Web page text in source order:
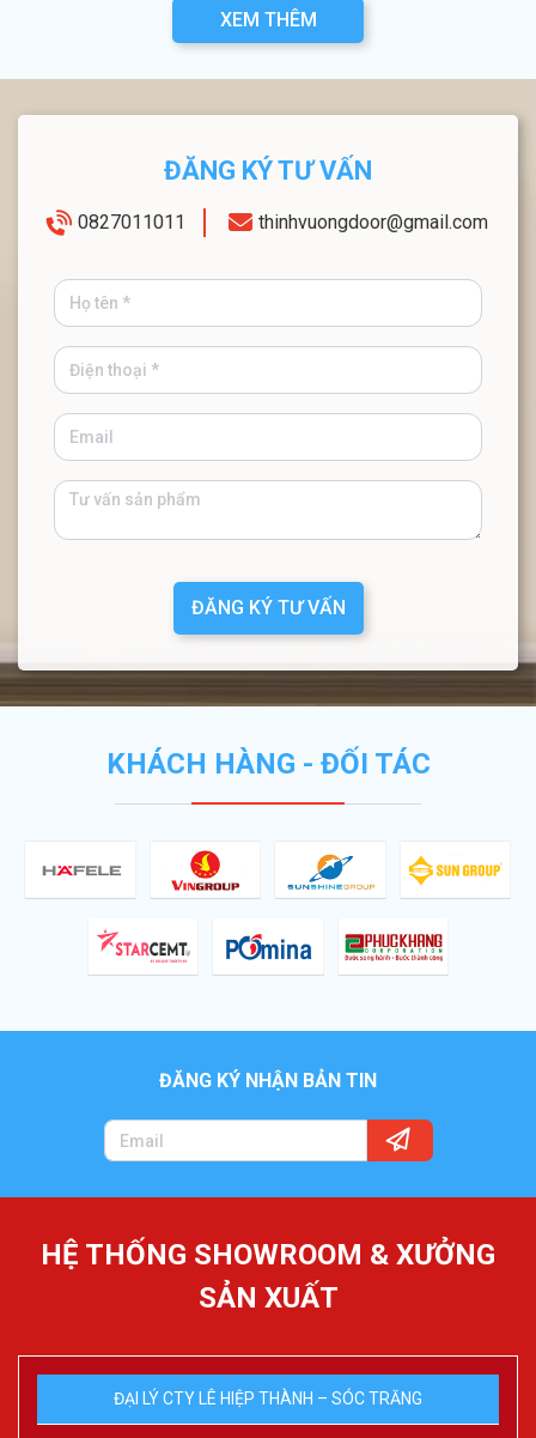
XEM THÊM
ĐĂNG KÝ TƯ VẤN
0827011011 thinhvuongdoor@gmail.com
ĐĂNG KÝ TƯ VẤN
KHÁCH HÀNG - ĐỐI TÁC
ĐĂNG KÝ NHẬN BẢN TIN
HỆ THỐNG SHOWROOM & XƯỞNG
SẢN XUẤT
ĐẠI LÝ CTY LÊ HIỆP THÀNH – SÓC TRĂNG